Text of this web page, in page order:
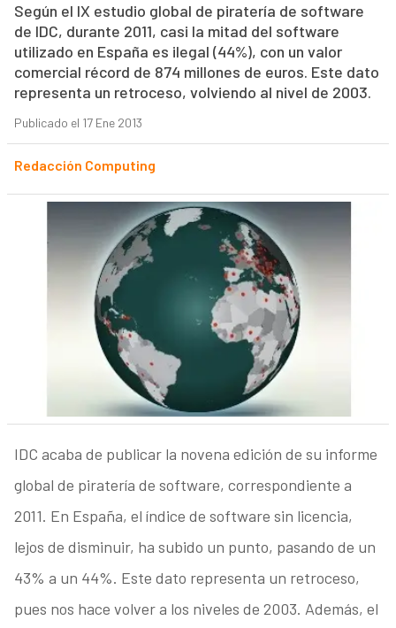
Según el IX estudio global de piratería de software
de IDC, durante 2011, casi la mitad del software
utilizado en España es ilegal (44%), con un valor
comercial récord de 874 millones de euros. Este dato
representa un retroceso, volviendo al nivel de 2003.
Publicado el 17 Ene 2013
Redacción Computing
IDC acaba de publicar la novena edición de su informe
global de piratería de software, correspondiente a
2011. En España, el índice de software sin licencia,
lejos de disminuir, ha subido un punto, pasando de un
43% a un 44%. Este dato representa un retroceso,
pues nos hace volver a los niveles de 2003. Además, el